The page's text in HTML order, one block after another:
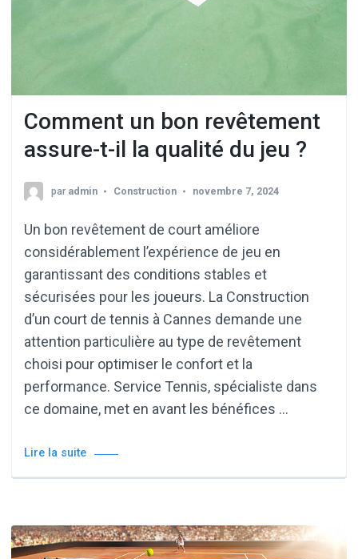
Comment un bon revêtement
assure-t-il la qualité du jeu ?
par admin Construction novembre 7, 2024
Un bon revêtement de court améliore
considérablement l’expérience de jeu en
garantissant des conditions stables et
sécurisées pour les joueurs. La Construction
d’un court de tennis à Cannes demande une
attention particulière au type de revêtement
choisi pour optimiser le confort et la
performance. Service Tennis, spécialiste dans
ce domaine, met en avant les bénéfices …
Lire la suite